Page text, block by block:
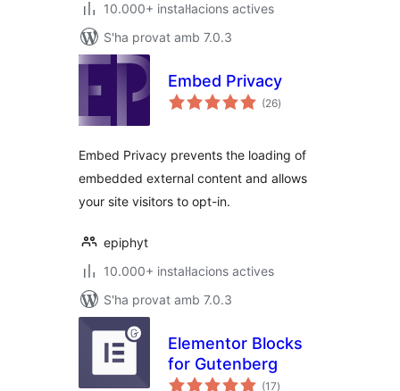
10.000+ instal·lacions actives
S'ha provat amb 7.0.3
Embed Privacy
(26puntuacions
totals
)
Embed Privacy prevents the loading of
embedded external content and allows
your site visitors to opt-in.
epiphyt
10.000+ instal·lacions actives
S'ha provat amb 7.0.3
Elementor Blocks
for Gutenberg
(17puntuacions
)